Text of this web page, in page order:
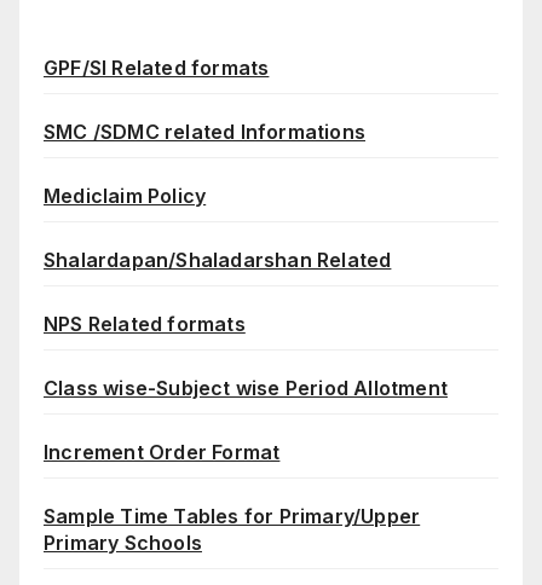
GPF/SI Related formats
SMC /SDMC related Informations
Mediclaim Policy
Shalardapan/Shaladarshan Related
NPS Related formats
Class wise-Subject wise Period Allotment
Increment Order Format
Sample Time Tables for Primary/Upper
Primary Schools